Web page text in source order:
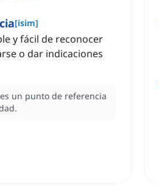
[isim]
y fácil de reconocer
o dar indicaciones
un punto de referencia